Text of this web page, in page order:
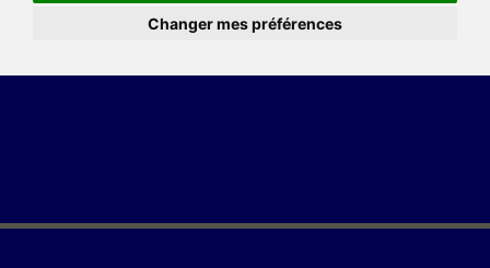
Changer mes préférences